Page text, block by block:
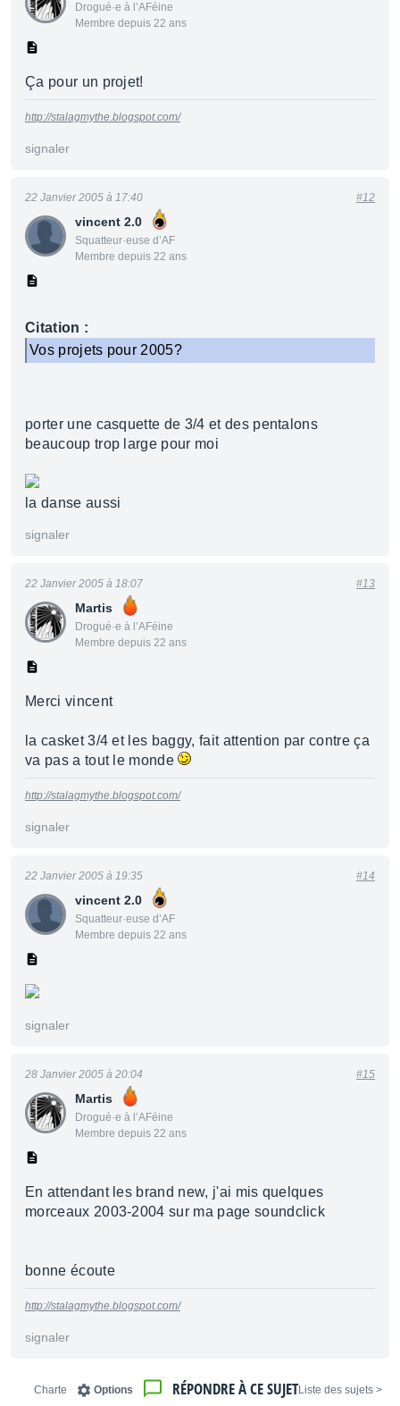
Drogué·e à l’AFéine
Membre depuis 22 ans
Ça pour un projet!
http://stalagmythe.blogspot.com/
signaler
vincent 2.0
Squatteur·euse d’AF
Membre depuis 22 ans
22 Janvier 2005 à 17:40 #12
Citation :
Vos projets pour 2005?
porter une casquette de 3/4 et des pentalons
beaucoup trop large pour moi
la danse aussi
signaler
Martis
Drogué·e à l’AFéine
Membre depuis 22 ans
22 Janvier 2005 à 18:07 #13
Merci vincent
la casket 3/4 et les baggy, fait attention par contre ça
va pas a tout le monde
http://stalagmythe.blogspot.com/
signaler
vincent 2.0
Squatteur·euse d’AF
Membre depuis 22 ans
22 Janvier 2005 à 19:35 #14
signaler
Martis
Drogué·e à l’AFéine
Membre depuis 22 ans
28 Janvier 2005 à 20:04 #15
En attendant les brand new, j'ai mis quelques
morceaux 2003-2004 sur ma page soundclick
bonne écoute
http://stalagmythe.blogspot.com/
signaler
< Liste des sujets
RÉPONDRE À CE SUJET
Options
Charte